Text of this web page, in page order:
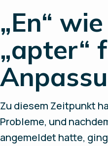
„En“
„apter“
Zu diesem Zeitpunkt
Probleme, und
angemeldet hatte,